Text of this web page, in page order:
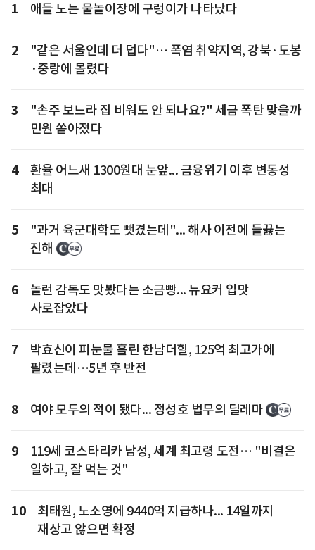
1 애들 노는 물놀이장에 구렁이가 나타났다
2
"같은 서울인데 더 덥다"… 폭염 취약지역, 강북·도봉
·중랑에 몰렸다
3
"손주 보느라 집 비워도 안 되나요?" 세금 폭탄 맞을까
민원 쏟아졌다
4
환율 어느새 1300원대 눈앞... 금융위기 이후 변동성
최대
5
"과거 육군대학도 뺏겼는데"... 해사 이전에 들끓는
진해
6
놀런 감독도 맛봤다는 소금빵... 뉴요커 입맛
사로잡았다
7
박효신이 피눈물 흘린 한남더힐, 125억 최고가에
팔렸는데…5년 후 반전
8 여야 모두의 적이 됐다... 정성호 법무의 딜레마
9
119세 코스타리카 남성, 세계 최고령 도전… "비결은
일하고, 잘 먹는 것"
10
최태원, 노소영에 9440억 지급하나... 14일까지
재상고 않으면 확정